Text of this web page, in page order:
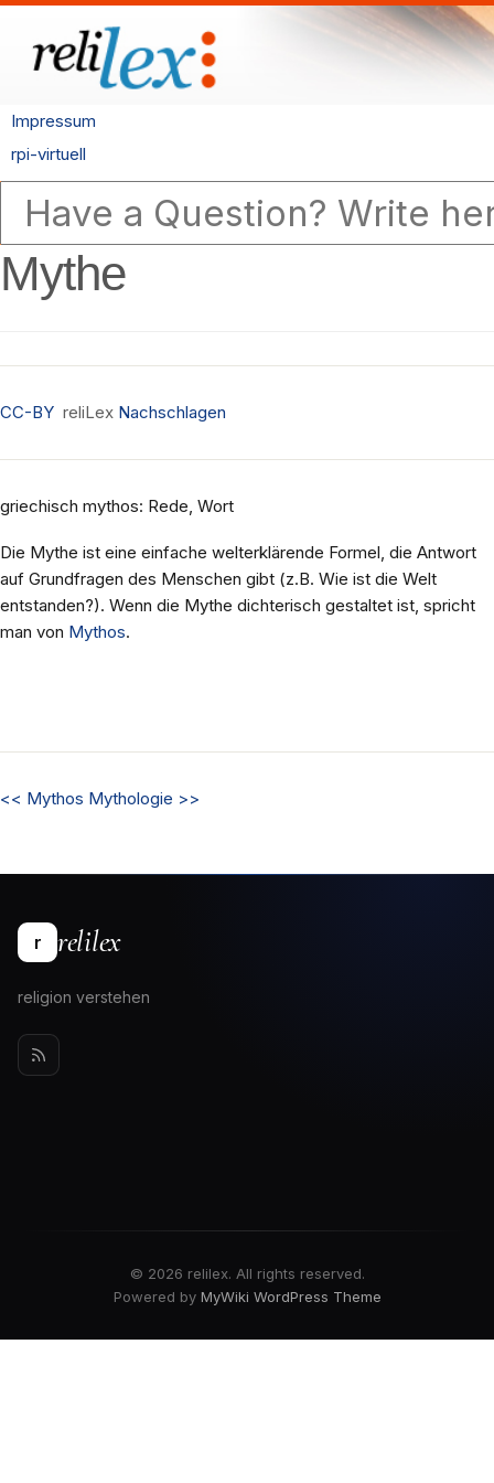
Impressum
rpi-virtuell
Mythe
CC-BY reliLex Nachschlagen
griechisch mythos: Rede, Wort
Die Mythe ist eine einfache welterklärende Formel, die Antwort
auf Grundfragen des Menschen gibt (z.B. Wie ist die Welt
entstanden?). Wenn die Mythe dichterisch gestaltet ist, spricht
man von Mythos.
<< Mythos Mythologie >>
r relilex
religion verstehen
© 2026 relilex. All rights reserved.
Powered by MyWiki WordPress Theme